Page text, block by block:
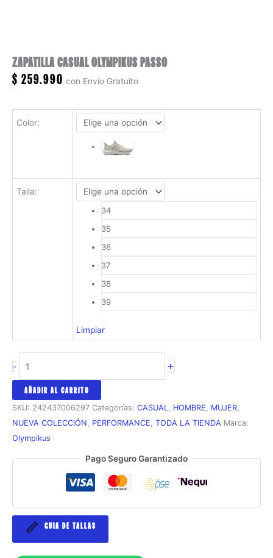
ZAPATILLA CASUAL OLYMPIKUS PASSO
$ 259.990 con Envío Gratuito
Color:
Talla:
34
35
36
37
38
39
Limpiar
-
Casual
Olympikus
Passo
cantidad
+
AÑADIR AL CARRITO
SKU: 242437006297 Categorías: CASUAL HOMBRE MUJER
NUEVA COLECCIÓN
PERFORMANCE TODA LA TIENDA Marca:
Olympikus
Pago Seguro Garantizado
GUIA DE TALLAS